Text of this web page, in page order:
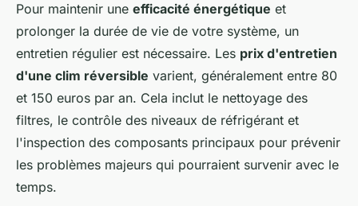
Pour maintenir une efficacité énergétique et
prolonger la durée de vie de votre système, un
entretien régulier est nécessaire. Les prix d'entretien
d'une clim réversible varient, généralement entre 80
et 150 euros par an. Cela inclut le nettoyage des
filtres, le contrôle des niveaux de réfrigérant et
l'inspection des composants principaux pour prévenir
les problèmes majeurs qui pourraient survenir avec le
temps.